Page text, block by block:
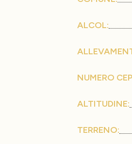
ALCOL:
NUMERO
ALTITUDINE:
TERRENO: